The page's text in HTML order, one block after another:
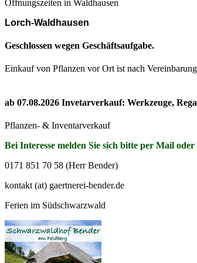
Öffnungszeiten in Waldhausen
Lorch-Waldhausen
Geschlossen wegen Geschäftsaufgabe.
Einkauf von Pflanzen vor Ort ist nach
ab 07.08.2026 Invetarverkauf: Werkzeuge,
Pflanzen- & Inventarverkauf
Bei Interesse melden Sie sich bitte per Mail oder
0171 851 70 58 (Herr Bender)
kontakt (at) gaertnerei-bender.de
Ferien im Südschwarzwald